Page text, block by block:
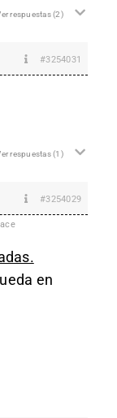
respuestas(2)
#3254031
respuestas(1)
#3254029
en